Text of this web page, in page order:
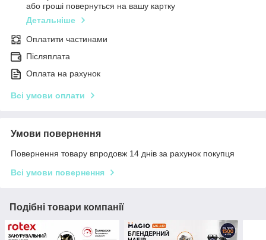
або гроші повернуться на вашу картку
Детальніше
Оплатити частинами
Післяплата
Оплата на рахунок
Всі умови оплати
Умови повернення
Повернення товару впродовж 14 днів за рахунок покупця
Всі умови повернення
Подібні товари компанії